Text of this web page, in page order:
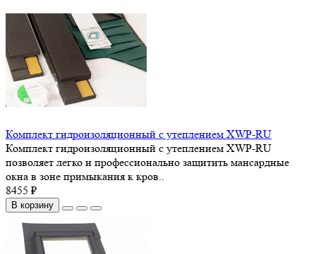
Комплект гидроизоляционный с утеплением XWP-RU
Комплект гидроизоляционный с утеплением XWP-RU
позволяет легко и профессионально защитить мансардные
окна в зоне примыкания к кров..
8455 ₽
В корзину